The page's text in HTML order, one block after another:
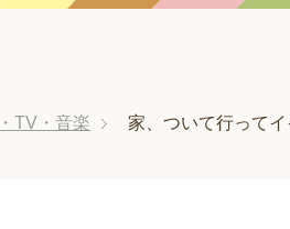
TV・音楽 家、ついて行って